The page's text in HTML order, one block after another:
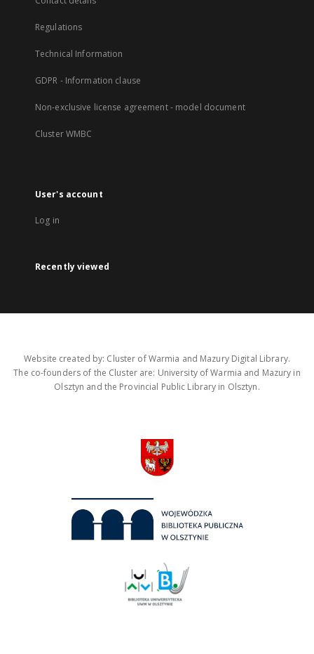
Regulations
Technical Information
GDPR - Information clause
Non-exclusive license agreement - model document
Cluster WMBC
User's account
Log in
Recently viewed
Website created by: Cluster of Warmia and Mazury Digital Library.
The co-founders of the Cluster are: University of Warmia and Mazury in
Olsztyn and the Provincial Public Library in Olsztyn.